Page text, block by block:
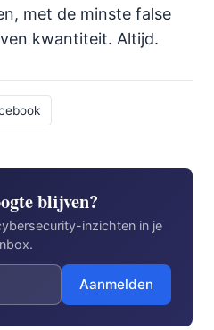
met de minste false
kwantiteit. Altijd.
blijven?
inzichten in je
Aanmelden